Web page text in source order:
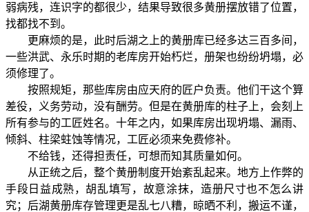
弱病残，连识字的都很少，结果导致很多黄册摆放错了位置，
找都找不到。
更麻烦的是，此时后湖之上的黄册库已经多达三百多间，
一些洪武、永乐时期的老库房开始朽烂，册架也纷纷坍塌，必
须修理了。
按照规矩，那些库房由应天府的匠户负责。他们干这个算
差役，义务劳动，没有酬劳。但是在黄册库的柱子上，会刻上
所有参与的工匠姓名。十年之内，如果库房出现坍塌、漏雨、
倾斜、柱梁蛀蚀等情况，工匠必须来免费修补。
不给钱，还得担责任，可想而知其质量如何。
从正统之后，整个黄册制度开始紊乱起来。地方上作弊的
手段日益成熟，胡乱填写，故意涂抹，造册尺寸也不怎么讲
究；后湖黄册库存管理更是乱七八糟，晾晒不利，搬运不谨，